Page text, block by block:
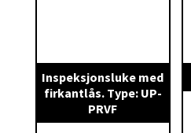
Inspeksjonsluke med
firkantlås. Type: UP-
PRVF